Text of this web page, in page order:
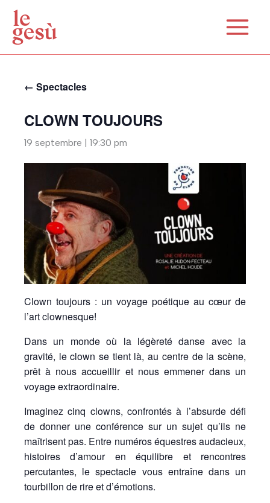
Aller
contenu
← Spectacles
CLOWN TOUJOURS
19 septembre | 19:30 pm
Clown toujours : un voyage poétique au cœur de
l’art clownesque!
Dans un monde où la légèreté danse avec la
gravité, le clown se tient là, au centre de la scène,
prêt à nous accueillir et nous emmener dans un
voyage extraordinaire.
Imaginez cinq clowns, confrontés à l’absurde défi
de donner une conférence sur un sujet qu’ils ne
maîtrisent pas. Entre numéros équestres audacieux,
histoires d’amour en équilibre et rencontres
percutantes, le spectacle vous entraîne dans un
tourbillon de rire et d’émotions.